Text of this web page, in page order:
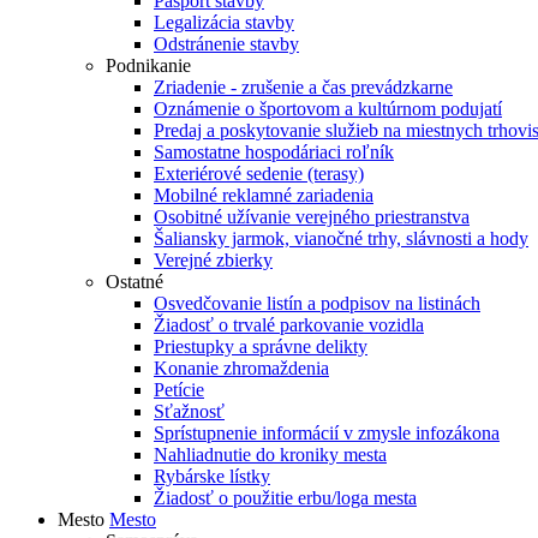
Legalizácia stavby
Odstránenie stavby
Podnikanie
Zriadenie - zrušenie a čas prevádzkarne
Oznámenie o športovom a kultúrnom podujatí
Predaj a poskytovanie služieb na miestnych
Samostatne hospodáriaci roľník
Exteriérové sedenie (terasy)
Mobilné reklamné zariadenia
Osobitné užívanie verejného priestranstva
Šaliansky jarmok, vianočné trhy, slávnosti a hody
Verejné zbierky
Ostatné
Osvedčovanie listín a podpisov na listinách
Žiadosť o trvalé parkovanie vozidla
Priestupky a správne delikty
Konanie zhromaždenia
Petície
Sťažnosť
Sprístupnenie informácií v zmysle infozákona
Nahliadnutie do kroniky mesta
Rybárske lístky
Žiadosť o použitie erbu/loga mesta
Mesto Mesto